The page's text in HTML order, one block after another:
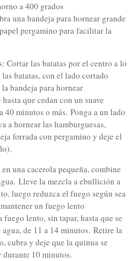
a 400 grados
una bandeja para hornear grande
pergamino para facilitar la
Cortar las batatas por el centro a lo
batatas, con el lado cortado
bandeja para hornear
hasta que cedan con un suave
40 minutos o más. Ponga a un lado
a hornear las hamburguesas,
forrada con pergamino y deje el
una cacerola pequeña, combine
Lleve la mezcla a ebullición a
luego reduzca el fuego según sea
un fuego lento
fuego lento, sin tapar, hasta que se
de 11 a 14 minutos. Retire la
cubra y deje que la quinua se
10 minutos.